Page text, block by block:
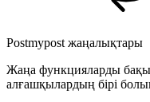
Postmypost жаңалықтары
Жаңа функцияларды
алғашқылардың бірі